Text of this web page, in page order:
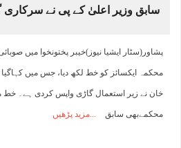
سابق وزیر اعلیٰ کے پی نے
پشاور(سٹار ایشیا نیوز)خیبر پختونخوا میں
محکمہ ایکسائز کو خط لکھ دیا، جس میں
خان نے زیر استعمال گاڑی واپس کردی ہے۔ خط
محکمےبھی سابق مزید پڑھیں